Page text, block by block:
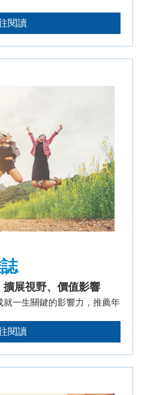
閱讀
展視野、價值影響
一生關鍵的影響力，推薦年
閱讀